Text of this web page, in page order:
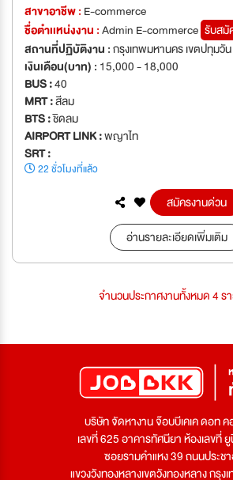
สาขาอาชีพ : E-commerce
ชื่อตำเเหน่งงาน :Admin E-commerce รับสมั
สถานที่ปฏิบัติงาน :กรุงเทพมหานคร เขตปทุมวัน
เงินเดือน(บาท) : 15,000 - 18,000
BUS :40
MRT :สีลม
BTS :ชิดลม
AIRPORT LINK :พญาไท
SRT :
22 ชั่วโมงที่แล้ว
สมัครงานด่วน
อ่านรายละเอียดเพิ่มเติม
จำนวนประกาศงานทั้งหมด 4 ร
บริษัท จัดหางาน จ๊อบบีเคเค ดอท
เลขที่ 625 อาคารทัศนียา ห้องเลขที่
ซอยรามคำแหง 39 ถนนประช
แขวงวังทองหลางเขตวังทองหลาง กรุ